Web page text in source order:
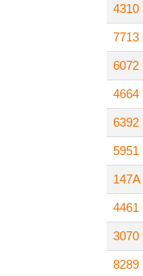
4310
7713
6072
4664
6392
5951
147A
4461
3070
8289